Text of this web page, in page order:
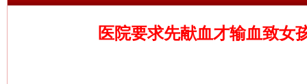
医院要求先献血才输血致女